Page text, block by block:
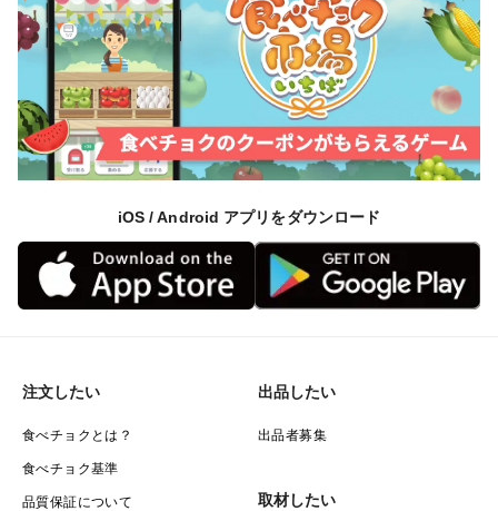
iOS / Android アプリをダウンロード
注文したい
食べチョクとは？
食べチョク基準
品質保証について
出品したい
出品者募集
取材したい